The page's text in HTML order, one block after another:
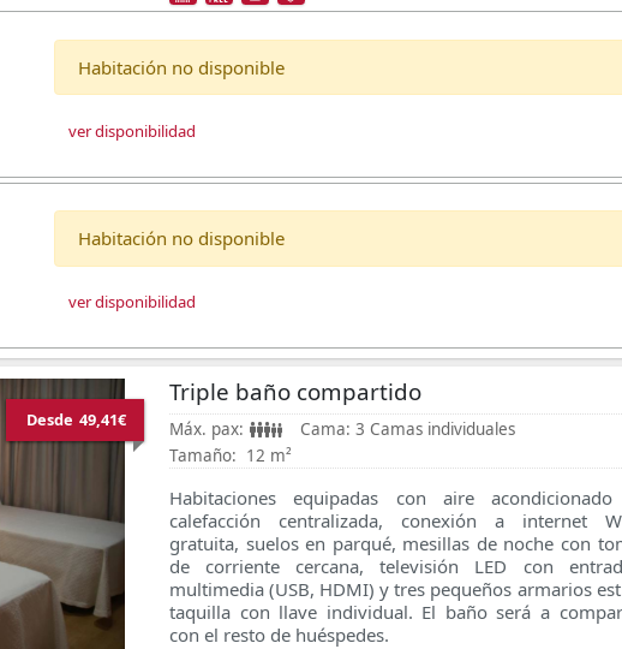
Habitación no disponible
ver disponibilidad
Habitación no disponible
ver disponibilidad
Desde 49,41€
Triple baño compartido
Máx. pax: Cama: 3 Camas individuales
Tamaño: 12 m²
Habitaciones equipadas con aire
calefacción centralizada, conexión a internet
gratuita, suelos en parqué, mesillas de noche con
de corriente cercana, televisión LED con
multimedia (USB, HDMI) y tres pequeños armarios
taquilla con llave individual. El baño será a
con el resto de huéspedes.